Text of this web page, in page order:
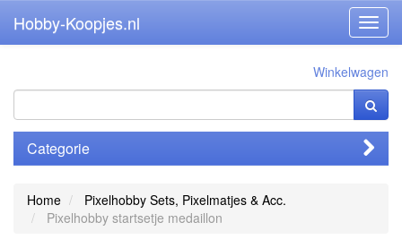
Hobby-Koopjes.nl
Winkelwagen
Categorie
Home
Pixelhobby Sets, Pixelmatjes & Acc.
Pixelhobby startsetje medaillon